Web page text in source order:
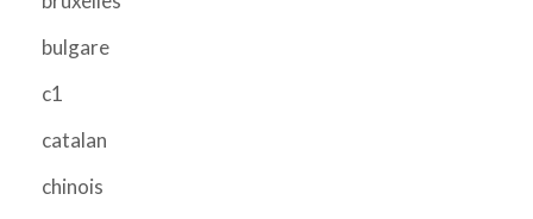
bulgare
c1
catalan
chinois